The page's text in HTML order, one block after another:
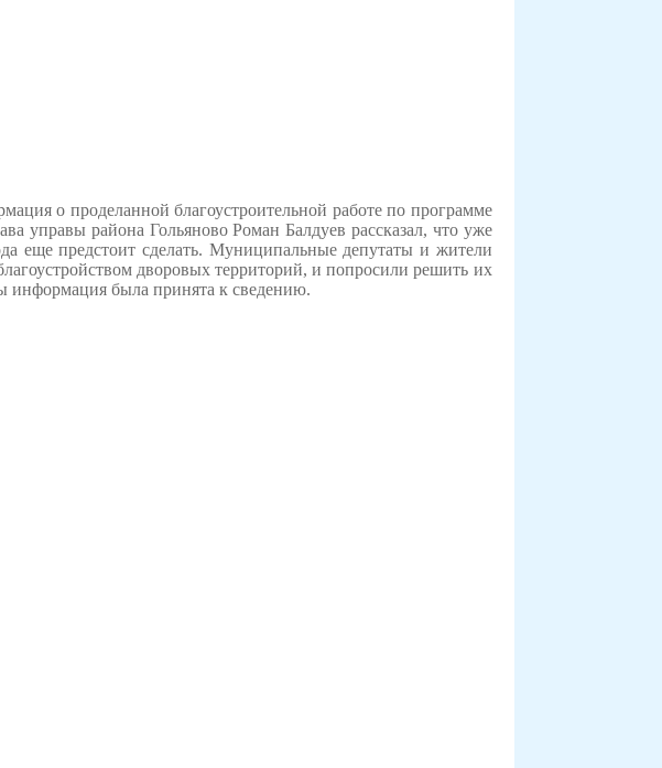
о проделанной благоустроительной работе по программе
управы района Гольяново Роман Балдуев рассказал, что уже
еще предстоит сделать. Муниципальные депутаты и жители
дворовых территорий, и попросили решить их
информация была принята к сведению.